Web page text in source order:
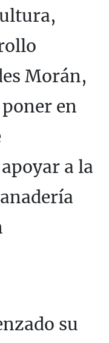
Morán,
en
a la
su